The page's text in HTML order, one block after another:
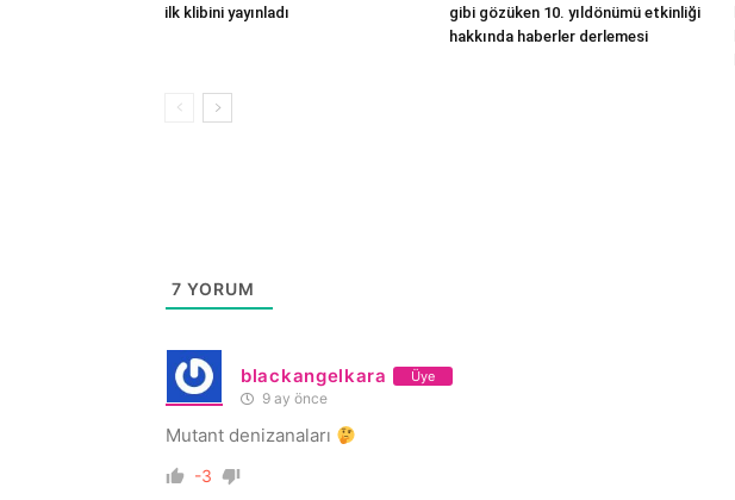
ilk klibini yayınladı
gibi gözüken 10. yıldönümü etkinliği
hakkında haberler derlemesi
7 YORUM
blackangelkara Üye
9 ay önce
Mutant denizanaları
-3